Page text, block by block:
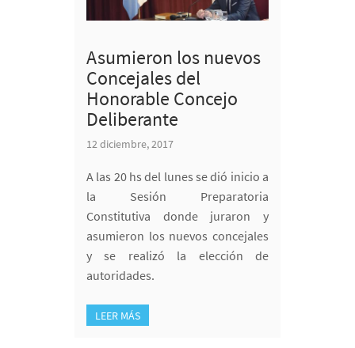
Asumieron los nuevos
Concejales del
Honorable Concejo
Deliberante
12 diciembre, 2017
A las 20 hs del lunes se dió inicio a
la Sesión Preparatoria
Constitutiva donde juraron y
asumieron los nuevos concejales
y se realizó la elección de
autoridades.
LEER MÁS